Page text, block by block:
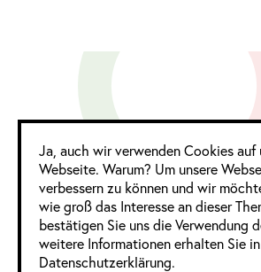
2 Frauen 2 Männer 0
Ja, auch wir verwenden Cookies auf
Webseite. Warum? Um unsere
verbessern zu können und wir
wie groß das Interesse an dieser
bestätigen Sie uns die Verwendung
weitere Informationen erhalten Sie
Datenschutzerklärung.
Google Analytics